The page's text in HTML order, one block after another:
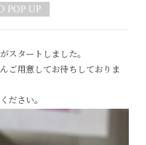
POP UP
スタートしました。
ご用意してお待ちしておりま
ださい。